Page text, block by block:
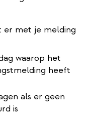
er met je melding
waarop het
heeft
als er geen
is